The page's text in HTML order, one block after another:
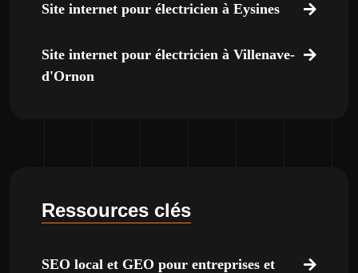
Site internet pour électricien à Eysines
Site internet pour électricien à Villenave-
d'Ornon
Ressources clés
SEO local et GEO pour entreprises et